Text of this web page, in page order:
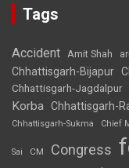
Tags
Accident Amit Shah
Chhattisgarh-Bijapur
Chhattisgarh-Jagdalpur
Korba Chhattisgarh-
Chhattisgarh-Sukma Chief
Sai CM Congress